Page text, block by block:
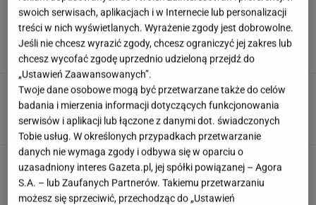
Szara wielka płyta zniknęła. Tak dziś wygląda
blok z "Alternatyw 4"
Znasz się na wypiekach? Nasze pytania i tak
mogą cię zaskoczyć!
Czy Marilyn Monroe przeszła operację
plastyczną? Dokumentacja rozwiewa
wątpliwości
swoich serwisach, aplikacjach i w Internecie lub personalizacji
treści w nich wyświetlanych. Wyrażenie zgody jest dobrowolne.
Jeśli nie chcesz wyrazić zgody, chcesz ograniczyć jej zakres lub
chcesz wycofać zgodę uprzednio udzieloną przejdź do
„Ustawień Zaawansowanych”.
Twoje dane osobowe mogą być przetwarzane także do celów
badania i mierzenia informacji dotyczących funkcjonowania
serwisów i aplikacji lub łączone z danymi dot. świadczonych
Tobie usług. W określonych przypadkach przetwarzanie
danych nie wymaga zgody i odbywa się w oparciu o
uzasadniony interes Gazeta.pl, jej spółki powiązanej – Agora
S.A. – lub Zaufanych Partnerów. Takiemu przetwarzaniu
możesz się sprzeciwić, przechodząc do „Ustawień